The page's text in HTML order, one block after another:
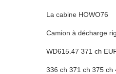
La cabine HOWO76
Camion à décharge
WD615.47 371 ch
336 ch 371 ch 375 ch